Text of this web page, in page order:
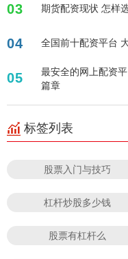
03 期货配资现状 怎样
04 全国前十配资平台
05
最安全的网上配资
篇章
标签列表
股票入门与技巧
杠杆炒股多少钱
股票有杠杆么